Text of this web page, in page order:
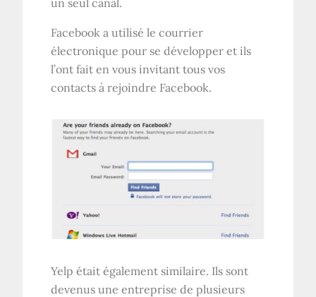
Facebook a utilisé le courrier
électronique pour se développer et ils
l’ont fait en vous invitant tous vos
contacts à rejoindre Facebook.
Yelp était également similaire. Ils sont
devenus une entreprise de plusieurs